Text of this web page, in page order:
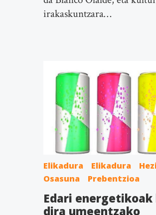
irakaskuntzara…
Elikadura Elikadura
Osasuna
Prebentzioa
Edari
dira umeentzako